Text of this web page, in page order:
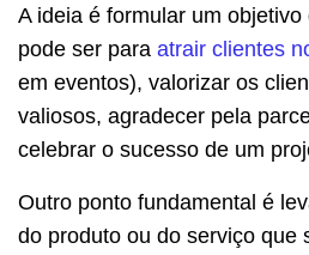
A ideia é formular um
pode ser para atrair clientes
em eventos), valorizar os
valiosos, agradecer pela
celebrar o sucesso de um
Outro ponto fundamental é
do produto ou do serviço que